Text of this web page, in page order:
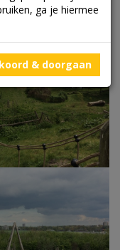
ga je hiermee
& doorgaan